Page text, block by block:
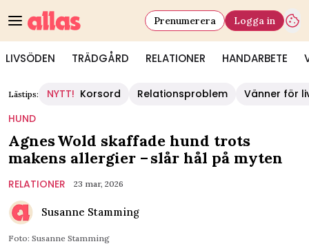
LIVSÖDEN TRÄDGÅRD RELATIONER HANDARBETE
Prenumerera Logga in
Lästips: NYTT! Korsord Relationsproblem
Vänner för
HUND
Agnes Wold skaffade hund trots
makens allergier – slår hål på myten
RELATIONER 23 mar, 2026
Susanne Stamming
Foto: Susanne Stamming